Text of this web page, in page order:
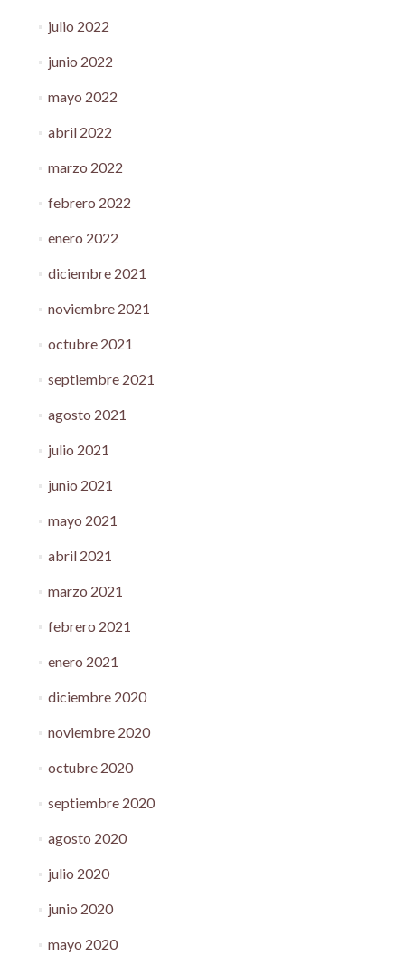
julio 2022
junio 2022
mayo 2022
abril 2022
marzo 2022
febrero 2022
enero 2022
diciembre 2021
noviembre 2021
octubre 2021
septiembre 2021
agosto 2021
julio 2021
junio 2021
mayo 2021
abril 2021
marzo 2021
febrero 2021
enero 2021
diciembre 2020
noviembre 2020
octubre 2020
septiembre 2020
agosto 2020
julio 2020
junio 2020
mayo 2020